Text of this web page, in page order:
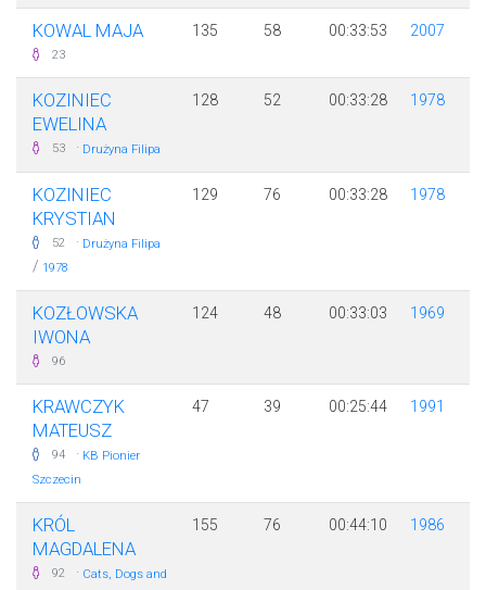
KOWAL MAJA
23
135 58 00:33:53 2007
KOZINIEC
EWELINA
53 · Drużyna Filipa
128 52 00:33:28 1978
KOZINIEC
KRYSTIAN
52 · Drużyna Filipa
/ 1978
129 76 00:33:28 1978
KOZŁOWSKA
IWONA
96
124 48 00:33:03 1969
KRAWCZYK
MATEUSZ
94 · KB Pionier
Szczecin
47 39 00:25:44 1991
KRÓL
MAGDALENA
92 · Cats, Dogs and
155 76 00:44:10 1986